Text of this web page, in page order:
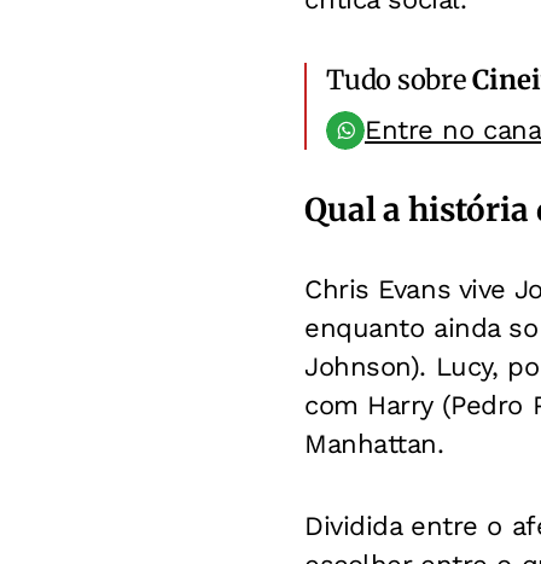
Tudo sobre
Entre no
Qual a história
Chris Evans vive
enquanto ainda
Johnson). Lucy,
com Harry (Pedro
Manhattan.
Dividida entre o